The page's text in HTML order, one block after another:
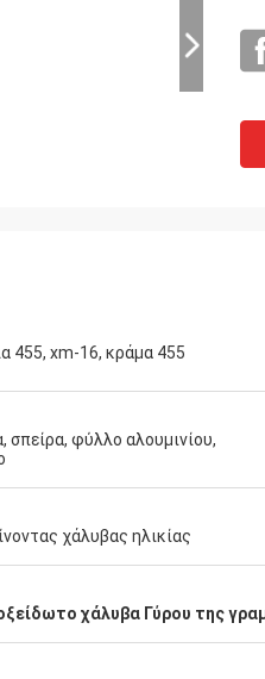
455, xm-16, κράμα 455
σπείρα, φύλλο αλουμινίου,
χάλυβας ηλικίας
χάλυβα Γύρου της